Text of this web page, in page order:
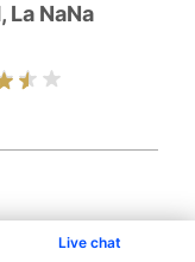
Live chat
La NaNa